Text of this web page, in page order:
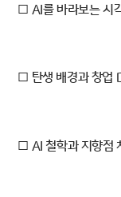
□ AI를 바라보는 시
□ 탄생 배경과 창업
□ AI 철학과 지향점